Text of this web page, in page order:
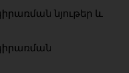
նյութեր և